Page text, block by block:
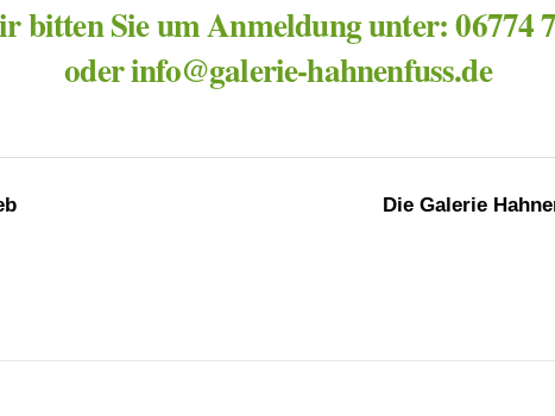
bitten Sie um Anmeldung unter: 06774
oder info@galerie-hahnenfuss.de
Die Galerie